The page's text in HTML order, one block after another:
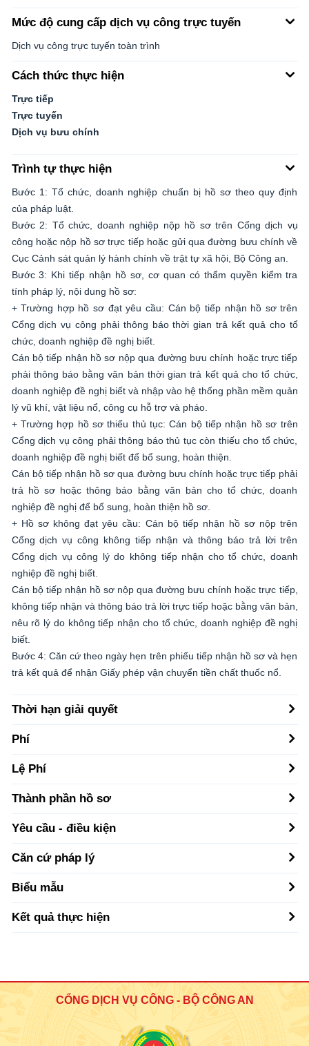
Mức độ cung cấp dịch vụ công trực tuyến
Dịch vụ công trực tuyến toàn trình
Cách thức thực hiện
Trực tiếp
Trực tuyến
Dịch vụ bưu chính
Trình tự thực hiện
Bước 1: Tổ chức, doanh nghiệp chuẩn bị hồ sơ theo quy định
của pháp luật.
Bước 2: Tổ chức, doanh nghiệp nộp hồ sơ trên Cổng dịch vụ
công hoặc nộp hồ sơ trực tiếp hoặc gửi qua đường bưu chính về
Cục Cảnh sát quản lý hành chính về trật tự xã hội, Bộ Công an.
Bước 3: Khi tiếp nhận hồ sơ, cơ quan có thẩm quyền kiểm tra
tính pháp lý, nội dung hồ sơ:
+ Trường hợp hồ sơ đạt yêu cầu: Cán bộ tiếp nhận hồ sơ trên
Cổng dịch vụ công phải thông báo thời gian trả kết quả cho tổ
chức, doanh nghiệp đề nghị biết.
Cán bộ tiếp nhận hồ sơ nộp qua đường bưu chính hoặc trực tiếp
phải thông báo bằng văn bản thời gian trả kết quả cho tổ chức,
doanh nghiệp đề nghị biết và nhập vào hệ thống phần mềm quản
lý vũ khí, vật liệu nổ, công cụ hỗ trợ và pháo.
+ Trường hợp hồ sơ thiếu thủ tục: Cán bộ tiếp nhận hồ sơ trên
Cổng dịch vụ công phải thông báo thủ tục còn thiếu cho tổ chức,
doanh nghiệp đề nghị biết để bổ sung, hoàn thiện.
Cán bộ tiếp nhận hồ sơ qua đường bưu chính hoặc trực tiếp phải
trả hồ sơ hoặc thông báo bằng văn bản cho tổ chức, doanh
nghiệp đề nghị để bổ sung, hoàn thiện hồ sơ.
+ Hồ sơ không đạt yêu cầu: Cán bộ tiếp nhận hồ sơ nộp trên
Cổng dịch vụ công không tiếp nhận và thông báo trả lời trên
Cổng dịch vụ công lý do không tiếp nhận cho tổ chức, doanh
nghiệp đề nghị biết.
Cán bộ tiếp nhận hồ sơ nộp qua đường bưu chính hoặc trực tiếp,
không tiếp nhận và thông báo trả lời trực tiếp hoặc bằng văn bản,
nêu rõ lý do không tiếp nhận cho tổ chức, doanh nghiệp đề nghị
biết.
Bước 4: Căn cứ theo ngày hẹn trên phiếu tiếp nhận hồ sơ và hẹn
trả kết quả để nhận Giấy phép vận chuyển tiền chất thuốc nổ.
Thời hạn giải quyết
Phí
Lệ Phí
Thành phần hồ sơ
Yêu cầu - điều kiện
Căn cứ pháp lý
Biểu mẫu
Kết quả thực hiện
CỔNG DỊCH VỤ CÔNG - BỘ CÔNG AN